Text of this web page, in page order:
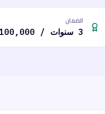
الضمان
3 سنوات / 100,000 كم